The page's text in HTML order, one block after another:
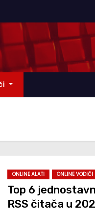
ONLINE ALATI ONLINE VODIČI
Top 6
RSS čitača u